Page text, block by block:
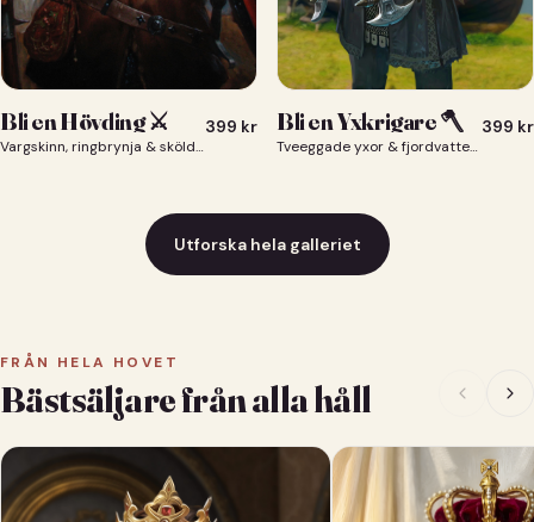
Bli en Hövding ⚔️
Vargskinn, ringbrynja & sköld — du som nordisk krigsherre ⚔️
399 kr Bli en Yxkrigare 🪓
Tveeggade yxor & fjordvatten bakom dig 🪓
399 kr
Utforska hela galleriet
FRÅN HELA HOVET
Bästsäljare från alla håll